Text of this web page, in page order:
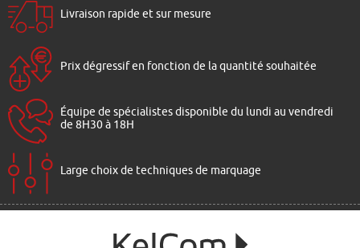
Livraison rapide et sur mesure
Prix dégressif en fonction de la quantité souhaitée
Équipe de spécialistes disponible du lundi au vendredi
de 8H30 à 18H
Large choix de techniques de marquage